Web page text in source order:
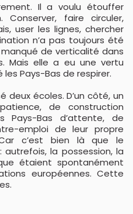
Il a voulu étouffer
Conserver, faire circuler,
user les lignes, chercher
n’a pas toujours été
de verticalité dans
Mais elle a eu une vertu
Pays-Bas de respirer.
deux écoles. D’un côté, un
de construction
Pays-Bas d’attente, de
emploi de leur propre
c’est bien là que le
la possession, la
étaient spontanément
européennes. Cette